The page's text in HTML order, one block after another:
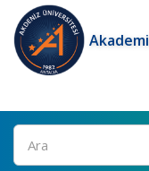
Ara